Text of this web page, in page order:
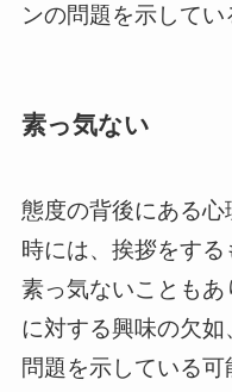
ンの問題を示してい
素っ気ない
態度の背後にある心
時には、挨拶をす
素っ気ないことも
に対する興味の欠
問題を示している